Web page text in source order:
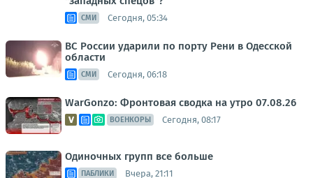
СМИ Сегодня, 05:34
ВС России ударили по порту Рени в Одесской
области
СМИ Сегодня, 06:18
WarGonzo: Фронтовая сводка на утро 07.08.26
ВОЕНКОРЫ Сегодня, 08:17
Одиночных групп все больше
ПАБЛИКИ Вчера, 21:11